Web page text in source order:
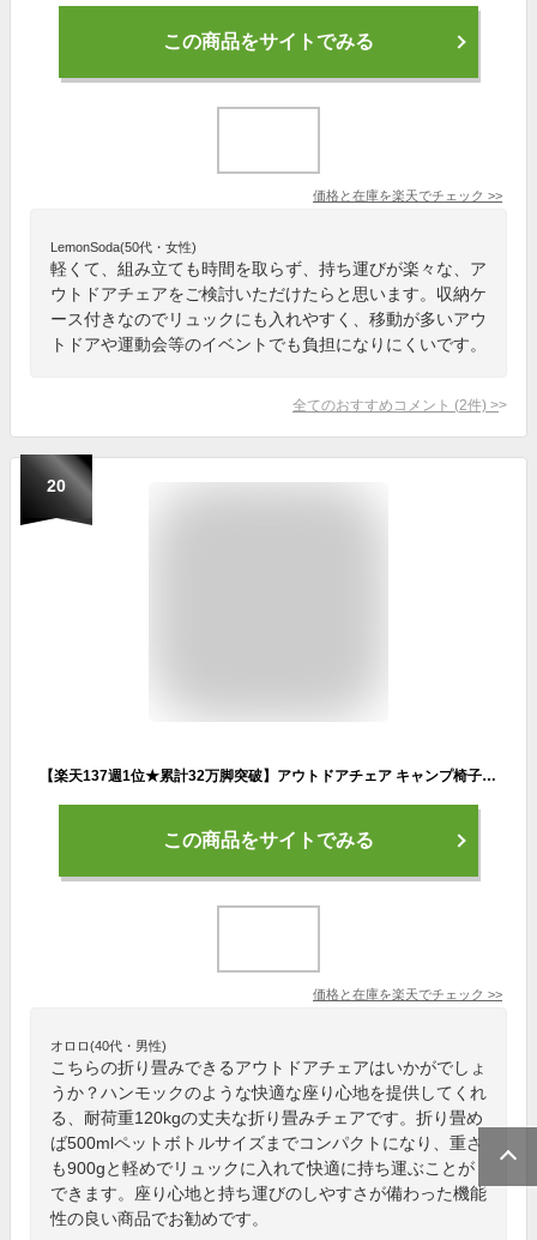
この商品をサイトでみる
価格と在庫を楽天でチェック >>
LemonSoda(50代・女性)
軽くて、組み立ても時間を取らず、持ち運びが楽々な、ア
ウトドアチェアをご検討いただけたらと思います。収納ケ
ース付きなのでリュックにも入れやすく、移動が多いアウ
トドアや運動会等のイベントでも負担になりにくいです。
全てのおすすめコメント (2件) >
20
【楽天137週1位★累計32万脚突破】アウトドアチェア キャンプ椅子 キャンプチェア 軽量 折りたたみ椅子 アウトドア チェア コンパクト ローチェア キャンプ 椅子 イス チェアー /ウルトラライトフィットチェア ロータイプ 超軽量 ポンコタンチェア
この商品をサイトでみる
価格と在庫を楽天でチェック >>
オロロ(40代・男性)
こちらの折り畳みできるアウトドアチェアはいかがでしょ
うか？ハンモックのような快適な座り心地を提供してくれ
る、耐荷重120kgの丈夫な折り畳みチェアです。折り畳め
ば500mlペットボトルサイズまでコンパクトになり、重さ
も900gと軽めでリュックに入れて快適に持ち運ぶことが
できます。座り心地と持ち運びのしやすさが備わった機能
性の良い商品でお勧めです。